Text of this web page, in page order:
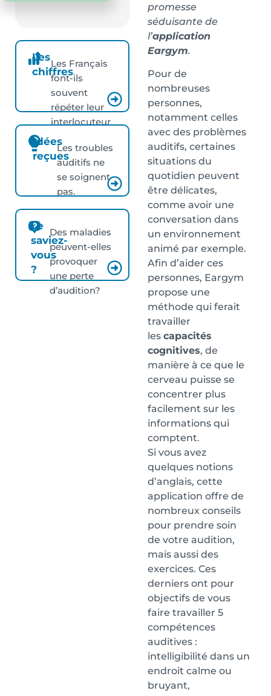
Les
chiffres
Les Français
font-ils
souvent
répéter leur
interlocuteur
?
Idées
reçues
Les troubles
auditifs ne
se soignent
pas.
Le
saviez-
vous
?
Des maladies
peuvent-elles
provoquer
une perte
d’audition?
promesse
séduisante de
l’application
Eargym.
Pour de
nombreuses
personnes,
notamment celles
avec des problèmes
auditifs, certaines
situations du
quotidien peuvent
être délicates,
comme avoir une
conversation dans
un environnement
animé par exemple.
Afin d’aider ces
personnes, Eargym
propose une
méthode qui ferait
travailler
les capacités
cognitives, de
manière à ce que le
cerveau puisse se
concentrer plus
facilement sur les
informations qui
comptent.
Si vous avez
quelques notions
d’anglais, cette
application offre de
nombreux conseils
pour prendre soin
de votre audition,
mais aussi des
exercices. Ces
derniers ont pour
objectifs de vous
faire travailler 5
compétences
auditives :
intelligibilité dans un
endroit calme ou
bruyant,